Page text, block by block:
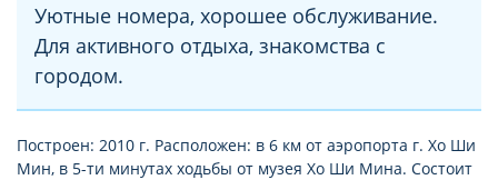
Уютные номера, хорошее обслуживание.
Для активного отдыха, знакомства с
городом.
Построен: 2010 г. Расположен: в 6 км от аэропорта г. Хо Ши
Мин, в 5-ти минутах ходьбы от музея Хо Ши Мина. Состоит